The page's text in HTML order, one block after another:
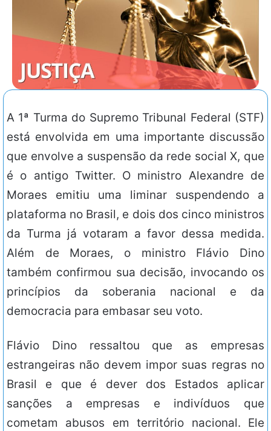
A 1ª Turma do Supremo Tribunal Federal (STF)
está envolvida em uma importante discussão
que envolve a suspensão da rede social X, que
é o antigo Twitter. O ministro Alexandre de
Moraes emitiu uma liminar suspendendo a
plataforma no Brasil, e dois dos cinco ministros
da Turma já votaram a favor dessa medida.
Além de Moraes, o ministro Flávio Dino
também confirmou sua decisão, invocando os
princípios da soberania nacional e da
democracia para embasar seu voto.
Flávio Dino ressaltou que as empresas
estrangeiras não devem impor suas regras no
Brasil e que é dever dos Estados aplicar
sanções a empresas e indivíduos que
cometam abusos em território nacional. Ele